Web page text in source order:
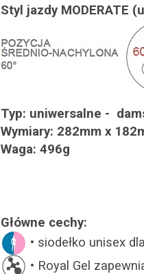
Styl jazdy MODERATE
Typ: uniwersalne -
Wymiary: 282mm x
Waga: 496g
Główne cechy:
• siodełko unisex
• Royal Gel